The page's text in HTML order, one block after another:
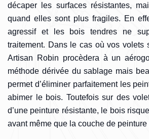
décaper les surfaces résistantes,
quand elles sont plus fragiles. En
agressif et les bois tendres ne
traitement. Dans le cas où vos volets
Artisan Robin procèdera à un
méthode dérivée du sablage mais
permet d’éliminer parfaitement les
abimer le bois. Toutefois sur des
d’une peinture résistante, le bois
avant même que la couche de